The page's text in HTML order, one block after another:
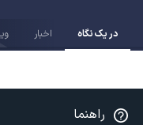
در یک نگاه اخبار
راهنما